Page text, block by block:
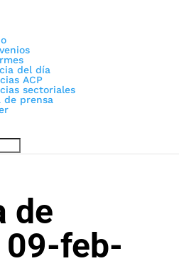
del día
ACP
sectoriales
de prensa
de
09-feb-